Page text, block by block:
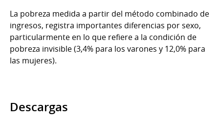
La pobreza medida a partir del método combinado de
ingresos, registra importantes diferencias por sexo,
particularmente en lo que refiere a la condición de
pobreza invisible (3,4% para los varones y 12,0% para
las mujeres).
Descargas